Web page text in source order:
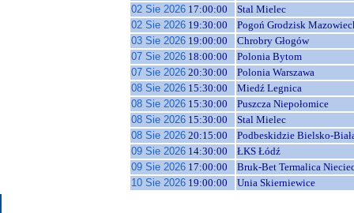
02 Sie 2026 17:00:00
Stal Mielec
02 Sie 2026 19:30:00
Pogoń Grodzisk
03 Sie 2026 19:00:00
Chrobry Głogów
07 Sie 2026 18:00:00
Polonia Bytom
07 Sie 2026 20:30:00
Polonia Warszawa
08 Sie 2026 15:30:00
Miedź Legnica
08 Sie 2026 15:30:00
Puszcza Niepołomice
08 Sie 2026 15:30:00
Stal Mielec
08 Sie 2026 20:15:00
Podbeskidzie Bielsko-
09 Sie 2026 14:30:00
ŁKS Łódź
09 Sie 2026 17:00:00
Bruk-Bet Termalica
10 Sie 2026 19:00:00 Unia Skierniewice